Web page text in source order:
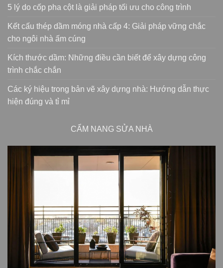
5 lý do cốp pha cột là giải pháp tối ưu cho công trình
Kết cấu thép dầm móng nhà cấp 4: Giải pháp vững chắc
cho ngôi nhà ấm cúng
Kích thước dầm: Những điều cần biết để xây dựng công
trình chắc chắn
Các ký hiệu trong bản vẽ xây dựng nhà: Hướng dẫn thực
hiện đúng và tỉ mỉ
CẨM NANG SỬA NHÀ